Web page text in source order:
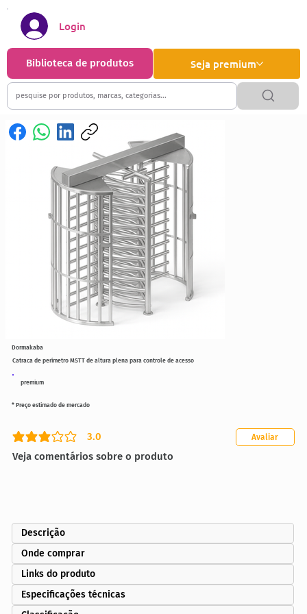
Seja premium
Biblioteca de produtos
Login
premium
Catraca de perímetro MSTT de altura plena para controle de acesso
3.0
classificação média é 3 de 5
Veja comentários sobre o produto
Avaliar
* Preço estimado de mercado
Dormakaba
Descrição
Onde comprar
Links do produto
Especificações técnicas